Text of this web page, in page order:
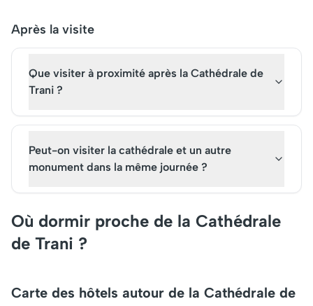
Après la visite
Que visiter à proximité après la Cathédrale de
Trani ?
Peut-on visiter la cathédrale et un autre
monument dans la même journée ?
Où dormir proche de la Cathédrale
de Trani ?
Carte des hôtels autour de la Cathédrale de